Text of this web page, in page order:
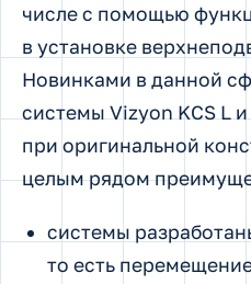
числе с помощью
в установке
Новинками в данной
системы Vizyon KCS L
при оригинальной
целым рядом
системы
то есть